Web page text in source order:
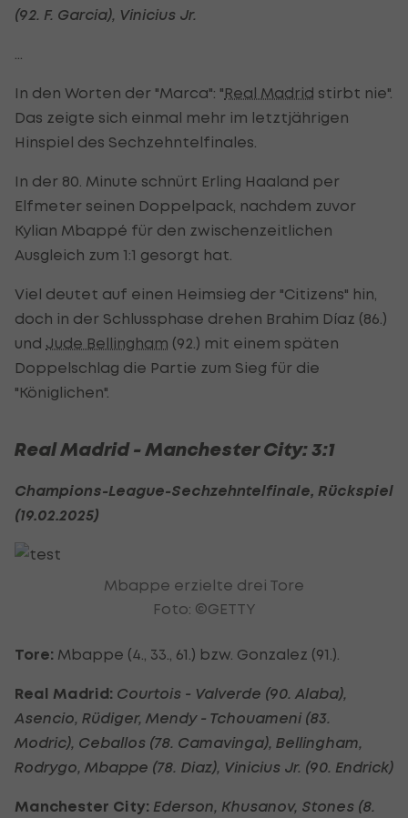
(92. F. Garcia), Vinicius Jr.
In den Worten der "Marca": "Real Madrid stirbt nie".
Das zeigte sich einmal mehr im letztjährigen
Hinspiel des Sechzehntelfinales.
In der 80. Minute schnürt Erling Haaland per
Elfmeter seinen Doppelpack, nachdem zuvor
Kylian Mbappé für den zwischenzeitlichen
Ausgleich zum 1:1 gesorgt hat.
Viel deutet auf einen Heimsieg der "Citizens" hin,
doch in der Schlussphase drehen Brahim Díaz (86.)
und Jude Bellingham (92.) mit einem späten
Doppelschlag die Partie zum Sieg für die
"Königlichen".
Real Madrid - Manchester City: 3:1
Champions-League-Sechzehntelfinale, Rückspiel
(19.02.2025)
Mbappe erzielte drei Tore
Foto: ©GETTY
Tore: Mbappe (4., 33., 61.) bzw. Gonzalez (91.).
Real Madrid: Courtois - Valverde (90. Alaba),
Asencio, Rüdiger, Mendy - Tchouameni (83.
Modric), Ceballos (78. Camavinga), Bellingham,
Rodrygo, Mbappe (78. Diaz), Vinicius Jr. (90. Endrick)
Manchester City: Ederson, Khusanov, Stones (8.